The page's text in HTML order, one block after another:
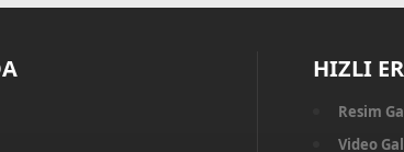
HIZLI
Resim
Video